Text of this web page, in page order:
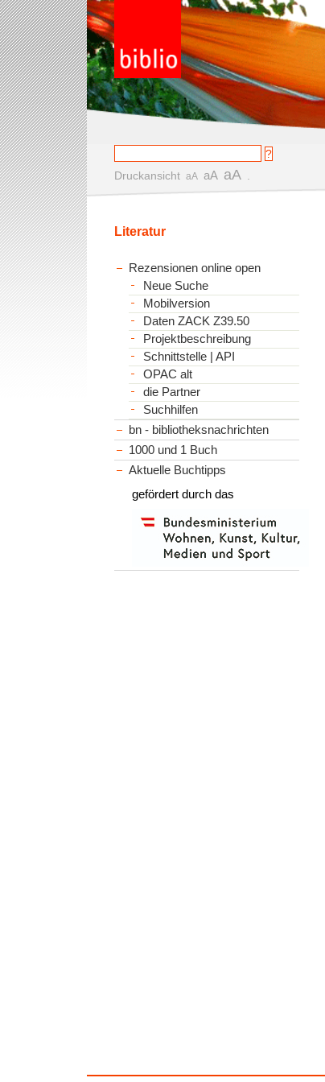
Druckansicht aA aA aA
Literatur
Rezensionen online open
Neue Suche
Mobilversion
Daten ZACK Z39.50
Projektbeschreibung
Schnittstelle | API
OPAC alt
die Partner
Suchhilfen
bn - bibliotheksnachrichten
1000 und 1 Buch
Aktuelle Buchtipps
gefördert durch das